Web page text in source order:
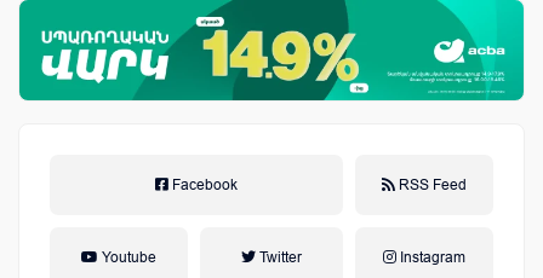
Facebook RSS Feed
Youtube Twitter Instagram